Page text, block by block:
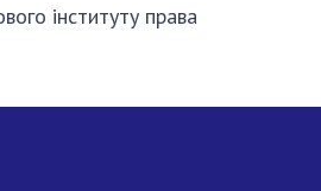
інституту права